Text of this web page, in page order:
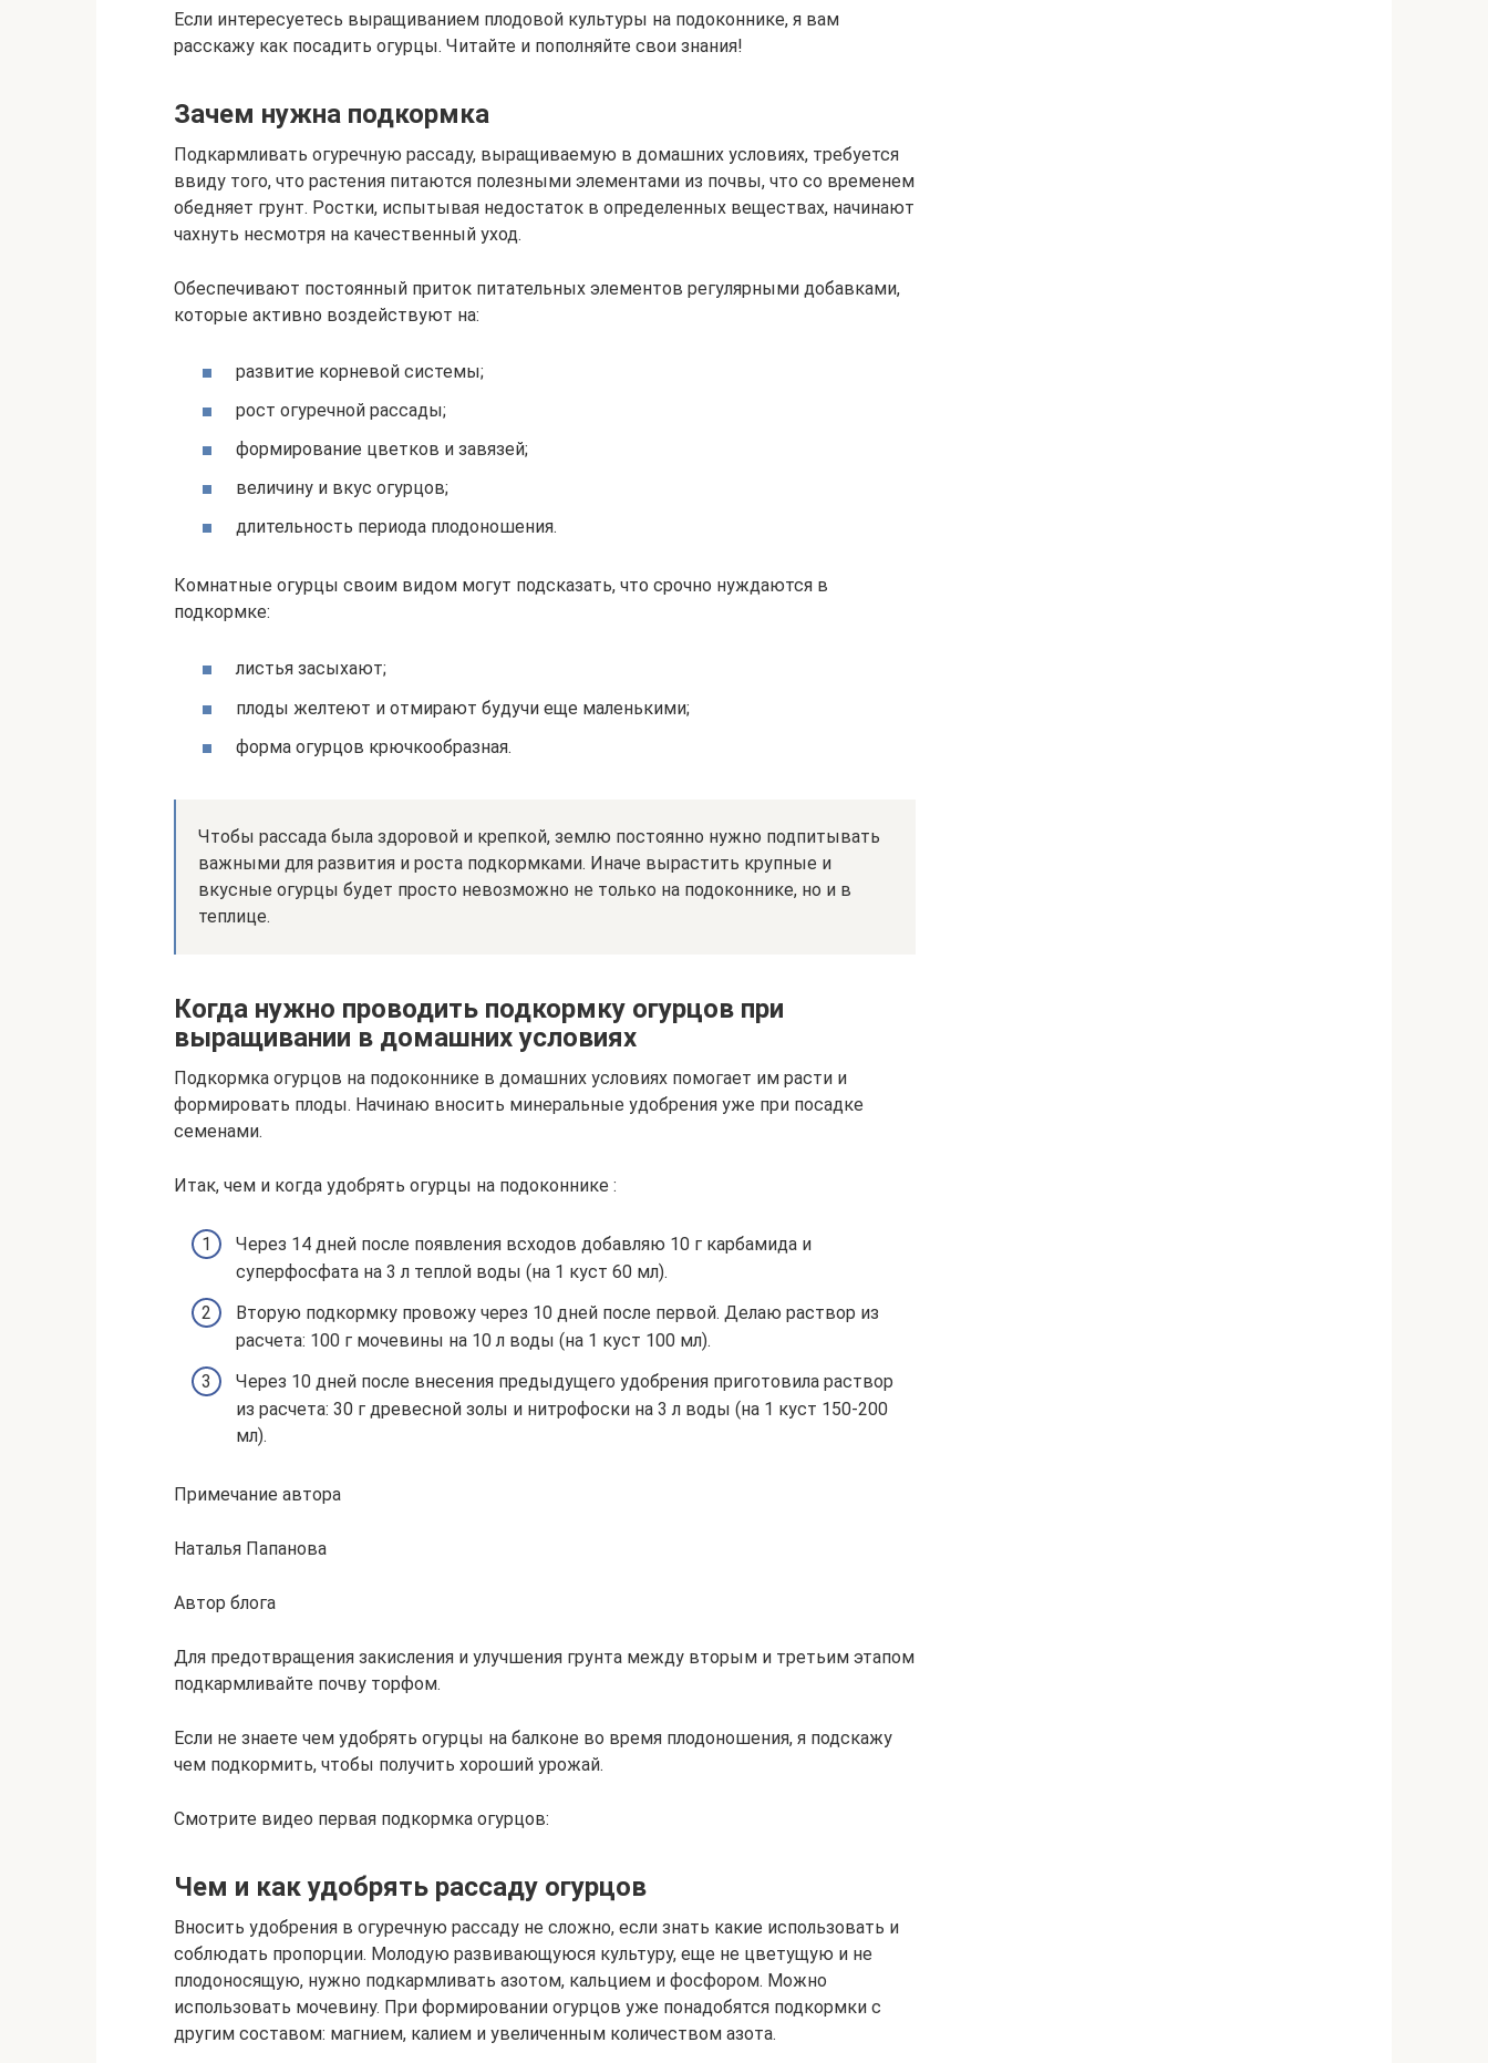
Если интересуетесь выращиванием плодовой культуры на подоконнике, я вам
расскажу как посадить огурцы. Читайте и пополняйте свои знания!
Зачем нужна подкормка
Подкармливать огуречную рассаду, выращиваемую в домашних условиях, требуется
ввиду того, что растения питаются полезными элементами из почвы, что со временем
обедняет грунт. Ростки, испытывая недостаток в определенных веществах, начинают
чахнуть несмотря на качественный уход.
Обеспечивают постоянный приток питательных элементов регулярными добавками,
которые активно воздействуют на:
развитие корневой системы;
рост огуречной рассады;
формирование цветков и завязей;
величину и вкус огурцов;
длительность периода плодоношения.
Комнатные огурцы своим видом могут подсказать, что срочно нуждаются в
подкормке:
листья засыхают;
плоды желтеют и отмирают будучи еще маленькими;
форма огурцов крючкообразная.
Чтобы рассада была здоровой и крепкой, землю постоянно нужно подпитывать
важными для развития и роста подкормками. Иначе вырастить крупные и
вкусные огурцы будет просто невозможно не только на подоконнике, но и в
теплице.
Когда нужно проводить подкормку огурцов при
выращивании в домашних условиях
Подкормка огурцов на подоконнике в домашних условиях помогает им расти и
формировать плоды. Начинаю вносить минеральные удобрения уже при посадке
семенами.
Итак, чем и когда удобрять огурцы на подоконнике :
Через 14 дней после появления всходов добавляю 10 г карбамида и
суперфосфата на 3 л теплой воды (на 1 куст 60 мл).
Вторую подкормку провожу через 10 дней после первой. Делаю раствор из
расчета: 100 г мочевины на 10 л воды (на 1 куст 100 мл).
Через 10 дней после внесения предыдущего удобрения приготовила раствор
из расчета: 30 г древесной золы и нитрофоски на 3 л воды (на 1 куст 150-200
мл).
Примечание автора
Наталья Папанова
Автор блога
Для предотвращения закисления и улучшения грунта между вторым и третьим этапом
подкармливайте почву торфом.
Если не знаете чем удобрять огурцы на балконе во время плодоношения, я подскажу
чем подкормить, чтобы получить хороший урожай.
Смотрите видео первая подкормка огурцов:
Чем и как удобрять рассаду огурцов
Вносить удобрения в огуречную рассаду не сложно, если знать какие использовать и
соблюдать пропорции. Молодую развивающуюся культуру, еще не цветущую и не
плодоносящую, нужно подкармливать азотом, кальцием и фосфором. Можно
использовать мочевину. При формировании огурцов уже понадобятся подкормки с
другим составом: магнием, калием и увеличенным количеством азота.